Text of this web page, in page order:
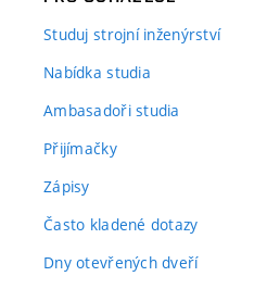
Studuj strojní inženýrství
Nabídka studia
Ambasadoři studia
Přijímačky
Zápisy
Často kladené dotazy
Dny otevřených dveří